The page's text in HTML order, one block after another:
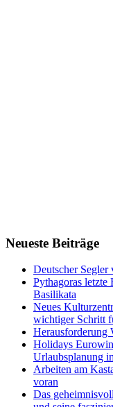
Neueste Beiträge
Deutscher Segler
Pythagoras letzte
Basilikata
Neues
wichtiger Schritt
Herausforderung
Holidays
Urlaubsplanung
Arbeiten am
voran
Das